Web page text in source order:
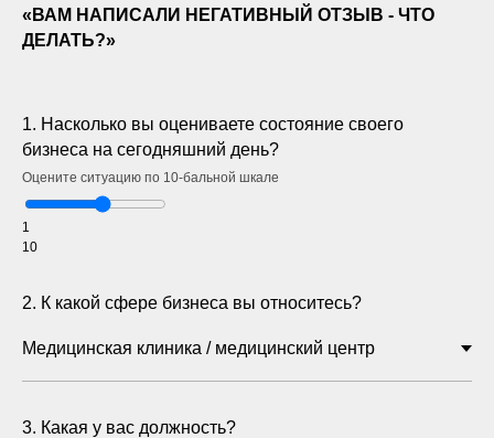
«ВАМ НАПИСАЛИ НЕГАТИВНЫЙ ОТЗЫВ - ЧТО
ДЕЛАТЬ?»
1. Насколько вы оцениваете состояние своего
бизнеса на сегодняшний день?
Оцените ситуацию по 10-бальной шкале
1
10
2. К какой сфере бизнеса вы относитесь?
3. Какая у вас должность?